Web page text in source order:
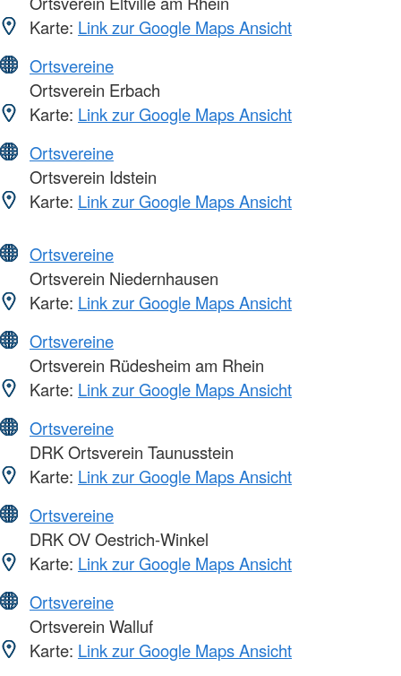
Karte: Link zur Google Maps Ansicht
Ortsvereine
Ortsverein Erbach
Karte: Link zur Google Maps Ansicht
Ortsvereine
Ortsverein Idstein
Karte: Link zur Google Maps Ansicht
Ortsvereine
Ortsverein Niedernhausen
Karte: Link zur Google Maps Ansicht
Ortsvereine
Ortsverein Rüdesheim am Rhein
Karte: Link zur Google Maps Ansicht
Ortsvereine
DRK Ortsverein Taunusstein
Karte: Link zur Google Maps Ansicht
Ortsvereine
DRK OV Oestrich-Winkel
Karte: Link zur Google Maps Ansicht
Ortsvereine
Ortsverein Walluf
Karte: Link zur Google Maps Ansicht